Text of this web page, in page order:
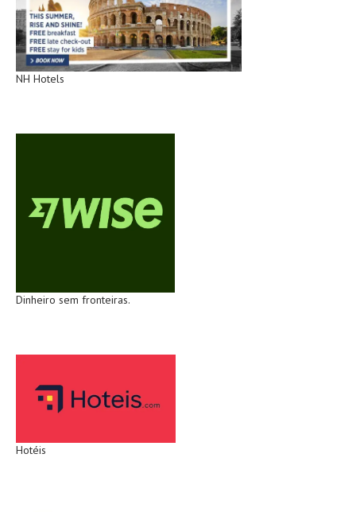
NH Hotels
Dinheiro sem fronteiras.
Hotéis